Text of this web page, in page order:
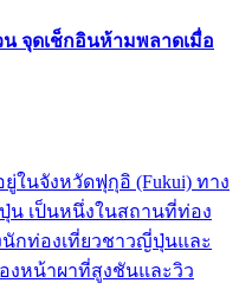
น จุดเช็กอินห้ามพลาดเมื่อ
ในจังหวัดฟุกุอิ (Fukui) ทาง
น เป็นหนึ่งในสถานที่ท่อง
กท่องเที่ยวชาวญี่ปุ่นและ
งหน้าผาที่สูงชันและวิว